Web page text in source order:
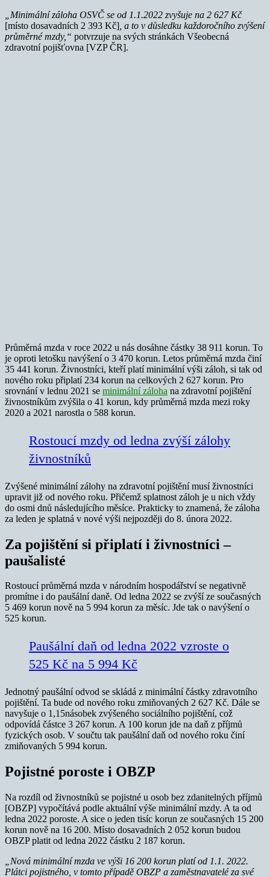
„Minimální záloha OSVČ se od 1.1.2022 zvyšuje na 2 627 Kč
[místo dosavadních 2 393 Kč] , a to v důsledku každoročního zvýšení
průměrné mzdy,“ potvrzuje na svých stránkách Všeobecná
zdravotní pojišťovna [VZP ČR].
Průměrná mzda v roce 2022 u nás dosáhne částky 38 911 korun. To
je oproti letošku navýšení o 3 470 korun. Letos průměrná mzda činí
35 441 korun. Živnostníci, kteří platí minimální výši záloh, si tak od
nového roku připlatí 234 korun na celkových 2 627 korun. Pro
srovnání v lednu 2021 se minimální záloha na zdravotní pojištění
živnostníkům zvýšila o 41 korun, kdy průměrná mzda mezi roky
2020 a 2021 narostla o 588 korun.
Rostoucí mzdy od ledna zvýší zálohy
živnostníků
Zvýšené minimální zálohy na zdravotní pojištění musí živnostníci
upravit již od nového roku. Přičemž splatnost záloh je u nich vždy
do osmi dnů následujícího měsíce. Prakticky to znamená, že záloha
za leden je splatná v nové výši nejpozději do 8. února 2022.
Za pojištění si připlatí i živnostníci –
paušalisté
Rostoucí průměrná mzda v národním hospodářství se negativně
promítne i do paušální daně. Od ledna 2022 se zvýší ze současných
5 469 korun nově na 5 994 korun za měsíc. Jde tak o navýšení o
525 korun.
Paušální daň od ledna 2022 vzroste o
525 Kč na 5 994 Kč
Jednotný paušální odvod se skládá z minimální částky zdravotního
pojištění. Ta bude od nového roku zmiňovaných 2 627 Kč. Dále se
navyšuje o 1,15násobek zvýšeného sociálního pojištění, což
odpovídá částce 3 267 korun. A 100 korun jde na daň z příjmů
fyzických osob. V součtu tak paušální daň od nového roku činí
zmiňovaných 5 994 korun.
Pojistné poroste i OBZP
Na rozdíl od živnostníků se pojistné u osob bez zdanitelných příjmů
[OBZP] vypočítává podle aktuální výše minimální mzdy. A ta od
ledna 2022 poroste. A sice o jeden tisíc korun ze současných 15 200
korun nově na 16 200. Místo dosavadních 2 052 korun budou
OBZP platit od ledna 2022 částku 2 187 korun.
„Nová minimální mzda ve výši 16 200 korun platí od 1.1. 2022.
Plátci pojistného, v tomto případě OBZP a zaměstnavatelé za své